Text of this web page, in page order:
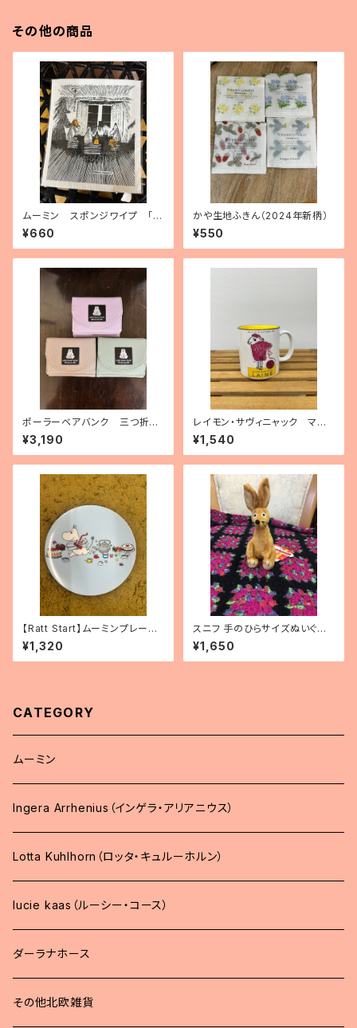
その他の商品
ムーミン スポンジワイプ 「ト
ゥルートゥーイッツオリジン」
¥660
かや生地ふきん（2024年新柄）
¥550
ポーラーベアバンク 三つ折り
ミニ財布
¥3,190
レイモン・サヴィニャック マグ
カップ「毛糸の15日間」
¥1,540
【Ratt Start】ムーミンプレー
ト 「Picknick」
¥1,320
スニフ 手のひらサイズぬいぐる
み
¥1,650
CATEGORY
ムーミン
Ingera Arrhenius（インゲラ・アリアニウス）
Lotta Kuhlhorn（ロッタ・キュルーホルン）
lucie kaas（ルーシー・コース）
ダーラナホース
その他北欧雑貨